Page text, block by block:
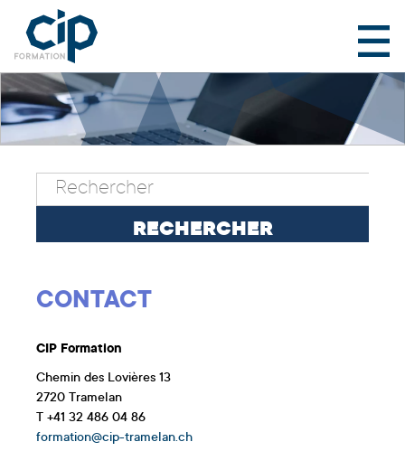
CONTACT
CIP Formation
Chemin des Lovières 13
2720 Tramelan
T +41 32 486 04 86
formation@cip-tramelan.ch